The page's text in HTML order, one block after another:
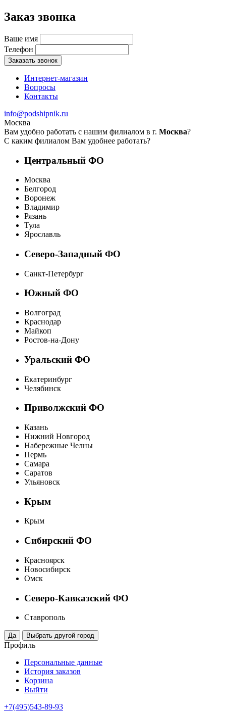
Заказ звонка
Ваше имя
Телефон
Заказать звонок
Интернет-магазин
Вопросы
Контакты
info@podshipnik.ru
Москва
Вам удобно работать с нашим филиалом в г. Москва?
С каким филиалом Вам удобнее работать?
Центральный ФО
Москва
Белгород
Воронеж
Владимир
Рязань
Тула
Ярославль
Северо-Западный ФО
Санкт-Петербург
Южный ФО
Волгоград
Краснодар
Майкоп
Ростов-на-Дону
Уральский ФО
Екатеринбург
Челябинск
Приволжский ФО
Казань
Нижний Новгород
Набережные Челны
Пермь
Самара
Саратов
Ульяновск
Крым
Крым
Сибирский ФО
Красноярск
Новосибирск
Омск
Северо-Кавказский ФО
Ставрополь
Профиль
Персональные данные
История заказов
Корзина
Выйти
+7(495)543-89-93